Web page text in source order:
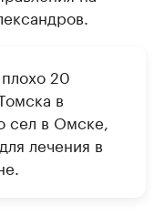
20
в
сел в Омске,
лечения в